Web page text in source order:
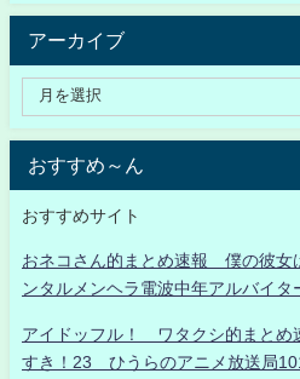
アーカイブ
おすすめ～ん
おすすめサイト
おネコさん的まとめ速報 僕の彼女
ンタルメンヘラ電波中年アルバイ
アイドッフル！ ワタクシ的まと
すき！23 ひうらのアニメ放送局